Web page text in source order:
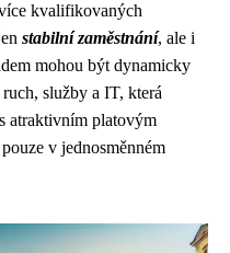
kvalifikovaných
stabilní zaměstnání, ale i
mohou být dynamicky
služby a IT, která
atraktivním platovým
v jednosměnném